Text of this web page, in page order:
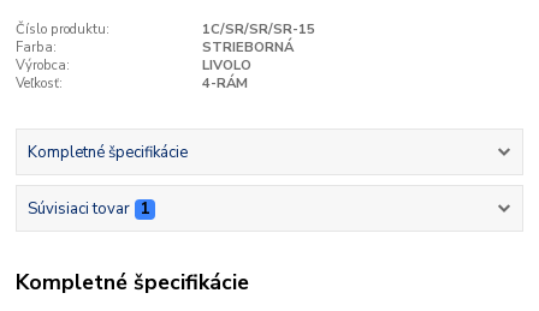
Číslo produktu:
1C/SR/SR/SR-15
Farba:
STRIEBORNÁ
Výrobca:
LIVOLO
Veľkosť:
4-RÁM
Kompletné špecifikácie
Súvisiaci tovar 1
Kompletné špecifikácie